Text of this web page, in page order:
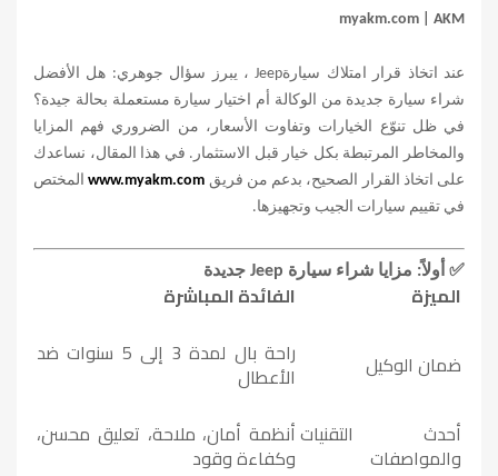
myakm.com | AKM
عند اتخاذ قرار امتلاك سيارةJeep ، يبرز سؤال جوهري: هل الأفضل
شراء سيارة جديدة من الوكالة أم اختيار سيارة مستعملة بحالة جيدة؟
في ظل تنوّع الخيارات وتفاوت الأسعار، من الضروري فهم المزايا
والمخاطر المرتبطة بكل خيار قبل الاستثمار. في هذا المقال، نساعدك
على اتخاذ القرار الصحيح، بدعم من فريق www.myakm.com المختص
في تقييم سيارات الجيب وتجهيزها.
✅ أولاً: مزايا شراء سيارة Jeep جديدة
الميزة الفائدة المباشرة
ضمان الوكيل راحة بال لمدة 3 إلى 5 سنوات ضد
الأعطال
أحدث التقنيات
والمواصفات
أنظمة أمان، ملاحة، تعليق محسن،
وكفاءة وقود